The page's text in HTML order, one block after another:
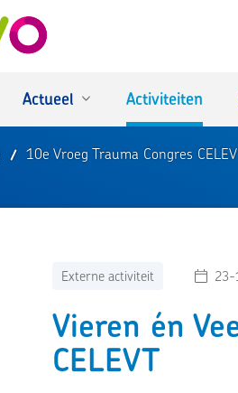
NVO
Actueel Activiteiten
10e Vroeg Trauma Congres
Externe activiteit
Vieren én
CELEVT